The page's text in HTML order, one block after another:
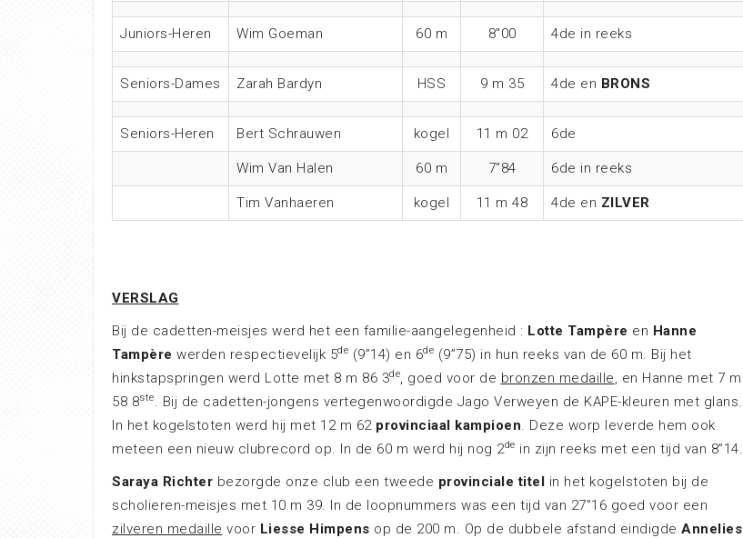
Juniors-Heren Wim Goeman 60 m 8″00 4de in reeks
Seniors-Dames Zarah Bardyn HSS 9 m 35 4de en BRONS
Seniors-Heren Bert Schrauwen kogel 11 m 02 6de
Wim Van Halen 60 m 7″84 6de in reeks
Tim Vanhaeren kogel 11 m 48 4de en ZILVER
VERSLAG
Bij de cadetten-meisjes werd het een familie-aangelegenheid : Lotte Tampère en Hanne
Tampère werden respectievelijk 5de (9”14) en 6de (9”75) in hun reeks van de 60 m. Bij het
hinkstapspringen werd Lotte met 8 m 86 3de, goed voor de bronzen medaille, en Hanne met 7 m
58 8ste. Bij de cadetten-jongens vertegenwoordigde Jago Verweyen de KAPE-kleuren met glans.
In het kogelstoten werd hij met 12 m 62 provinciaal kampioen. Deze worp leverde hem ook
meteen een nieuw clubrecord op. In de 60 m werd hij nog 2de in zijn reeks met een tijd van 8”14.
Saraya Richter bezorgde onze club een tweede provinciale titel in het kogelstoten bij de
scholieren-meisjes met 10 m 39. In de loopnummers was een tijd van 27”16 goed voor een
zilveren medaille voor Liesse Himpens op de 200 m. Op de dubbele afstand eindigde Annelies